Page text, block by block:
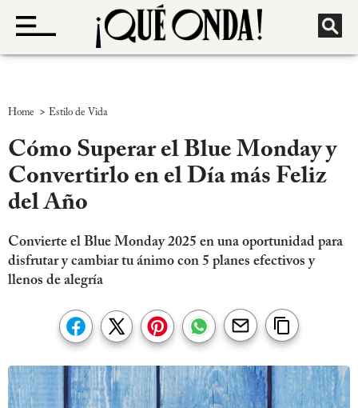
Home > Estilo de Vida
Cómo Superar el Blue Monday y
Convertirlo en el Día más Feliz
del Año
Convierte el Blue Monday 2025 en una oportunidad para
disfrutar y cambiar tu ánimo con 5 planes efectivos y
llenos de alegría